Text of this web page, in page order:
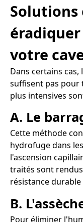
votre
Dans certains
suffisent pas pour
plus intensives
A. Le
Cette méthode
hydrofuge dans
l'ascension
traités sont
résistance
B.
Pour éliminer